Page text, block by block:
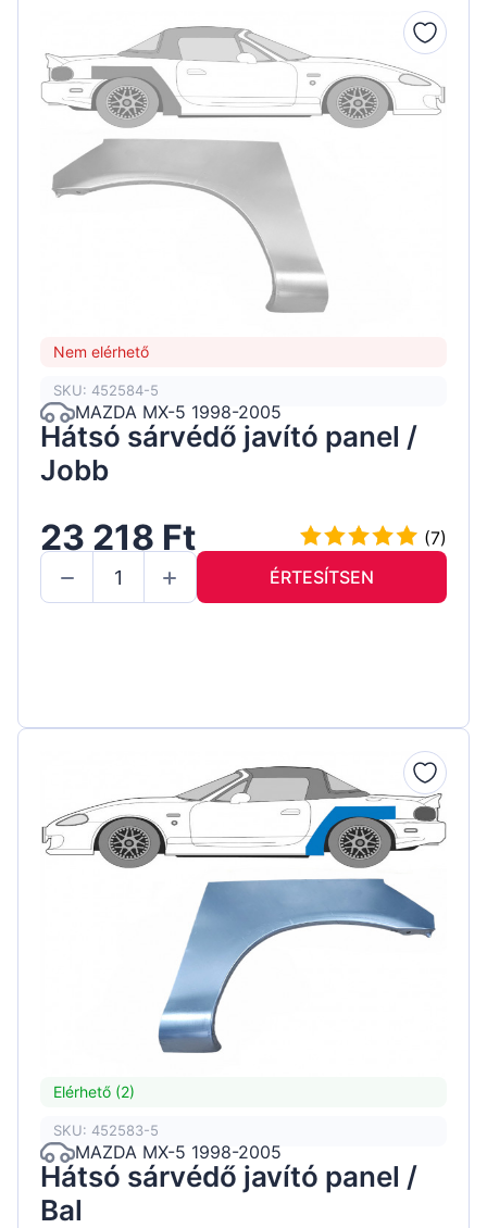
Nem elérhető
SKU: 452584-5
MAZDA MX-5 1998-2005
Hátsó sárvédő javító panel /
Jobb
23 218 Ft
(7)
ÉRTESÍTSEN
Elérhető (2)
SKU: 452583-5
MAZDA MX-5 1998-2005
Hátsó sárvédő javító panel /
Bal